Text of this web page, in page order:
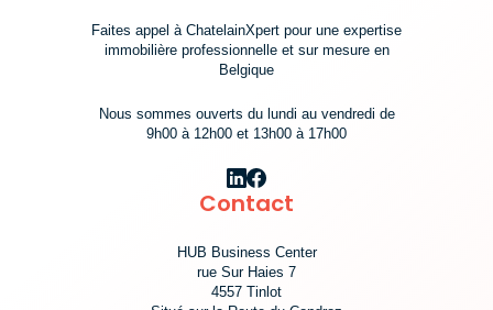
Faites appel à ChatelainXpert pour une expertise
immobilière professionnelle et sur mesure en
Belgique
Nous sommes ouverts du lundi au vendredi de
9h00 à 12h00 et 13h00 à 17h00
Contact
HUB Business Center
rue Sur Haies 7
4557 Tinlot